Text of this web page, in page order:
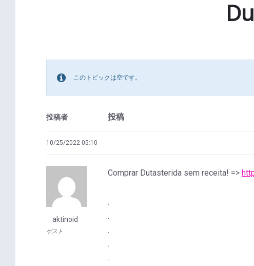
このトピックは空です。
投稿者 投稿
10/25/2022 05:10
aktinoid
ゲスト
Comprar Dutasterida sem receita! =>
.
.
.
.
.